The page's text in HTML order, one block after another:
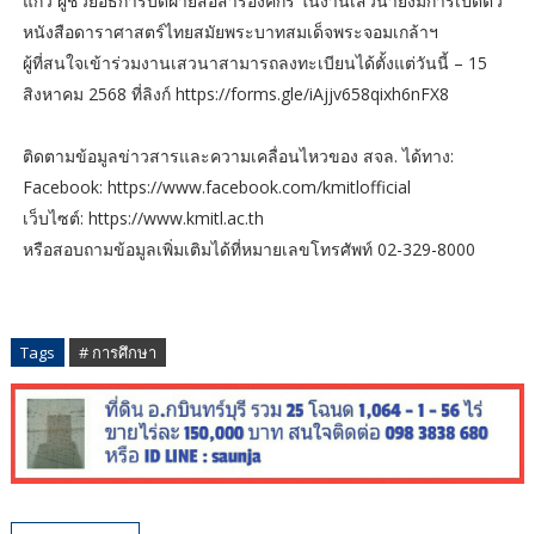
หนังสือดาราศาสตร์ไทยสมัยพระบาทสมเด็จพระจอมเกล้าฯ
ผู้ที่สนใจเข้าร่วมงานเสวนาสามารถลงทะเบียนได้ตั้งแต่วันนี้ – 15
สิงหาคม 2568 ที่ลิงก์ https://forms.gle/iAjjv658qixh6nFX8
ติดตามข้อมูลข่าวสารและความเคลื่อนไหวของ สจล. ได้ทาง:
Facebook: https://www.facebook.com/kmitlofficial
เว็บไซต์: https://www.kmitl.ac.th
หรือสอบถามข้อมูลเพิ่มเติมได้ที่หมายเลขโทรศัพท์ 02-329-8000
Tags # การศึกษา